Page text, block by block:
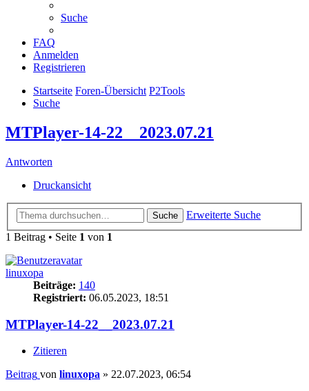
Suche
FAQ
Anmelden
Registrieren
Startseite Foren-Übersicht P2Tools
Suche
MTPlayer-14-22__2023.07.21
Antworten
Druckansicht
Suche
Erweiterte Suche
1 Beitrag • Seite 1 von 1
linuxopa
Beiträge: 140
Registriert: 06.05.2023, 18:51
MTPlayer-14-22__2023.07.21
Zitieren
Beitrag von linuxopa » 22.07.2023, 06:54